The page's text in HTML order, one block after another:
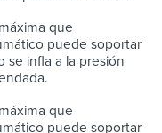
que
puede soportar
se infla a la presión
que
puede soportar